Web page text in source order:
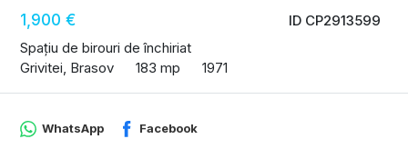
ID CP2913599
1,900 €
Spațiu de birouri de închiriat
Grivitei, Brasov
183 mp 1971
WhatsApp Facebook